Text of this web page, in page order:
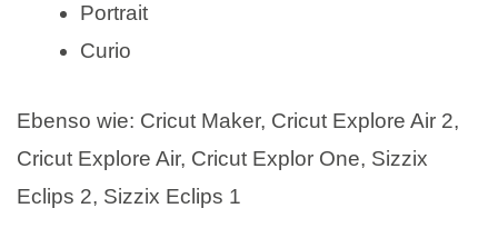
Portrait
Curio
Ebenso wie: Cricut Maker, Cricut Explore Air 2,
Cricut Explore Air, Cricut Explor One, Sizzix
Eclips 2, Sizzix Eclips 1